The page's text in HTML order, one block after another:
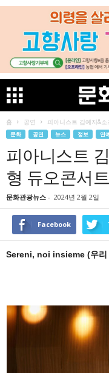
홈 공연 피아니스트 김예지&
문화 공연 뉴스 정보 연
피아니스트
형 듀오콘서
문화관광뉴스 - 2024년 2월 2일
Facebook
Sereni, noi insieme (우리